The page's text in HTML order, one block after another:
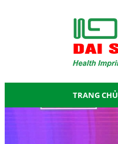
TRANG CHỦ